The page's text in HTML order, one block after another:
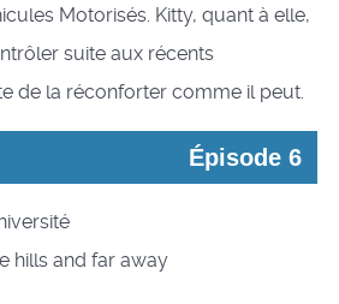
Motorisés. Kitty, quant à elle,
suite aux récents
de la réconforter comme il peut.
Épisode 6
hills and far away